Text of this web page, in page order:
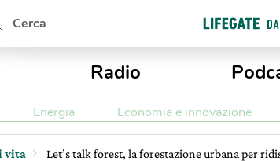
Cerca
Radio
Energia Economia e innovazione
vita Let’s talk forest, la forestazione urbana per